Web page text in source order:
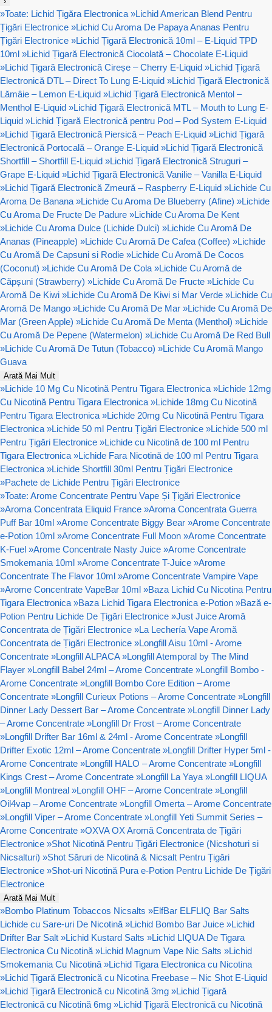
»Toate: Lichid Țigăra Electronica »Lichid American Blend Pentru
Țigări Electronice »Lichid Cu Aroma De Papaya Ananas Pentru
Țigări Electronice »Lichid Țigară Electronică 10ml – E-Liquid TPD
10ml »Lichid Țigară Electronică Ciocolată – Chocolate E-Liquid
»Lichid Țigară Electronică Cireșe – Cherry E-Liquid »Lichid Țigară
Electronică DTL – Direct To Lung E-Liquid »Lichid Țigară Electronică
Lămâie – Lemon E-Liquid »Lichid Țigară Electronică Mentol –
Menthol E-Liquid »Lichid Țigară Electronică MTL – Mouth to Lung E-
Liquid »Lichid Țigară Electronică pentru Pod – Pod System E-Liquid
»Lichid Țigară Electronică Piersică – Peach E-Liquid »Lichid Țigară
Electronică Portocală – Orange E-Liquid »Lichid Țigară Electronică
Shortfill – Shortfill E-Liquid »Lichid Țigară Electronică Struguri –
Grape E-Liquid »Lichid Țigară Electronică Vanilie – Vanilla E-Liquid
»Lichid Țigară Electronică Zmeură – Raspberry E-Liquid »Lichide Cu
Aroma De Banana »Lichide Cu Aroma De Blueberry (Afine) »Lichide
Cu Aroma De Fructe De Padure »Lichide Cu Aroma De Kent
»Lichide Cu Aroma Dulce (Lichide Dulci) »Lichide Cu Aromă De
Ananas (Pineapple) »Lichide Cu Aromă De Cafea (Coffee) »Lichide
Cu Aromă De Capsuni si Rodie »Lichide Cu Aromă De Cocos
(Coconut) »Lichide Cu Aromă De Cola »Lichide Cu Aromă de
Căpșuni (Strawberry) »Lichide Cu Aromă De Fructe »Lichide Cu
Aromă De Kiwi »Lichide Cu Aromă De Kiwi si Mar Verde »Lichide Cu
Aromă De Mango »Lichide Cu Aromă De Mar »Lichide Cu Aromă De
Mar (Green Apple) »Lichide Cu Aromă De Menta (Menthol) »Lichide
Cu Aromă De Pepene (Watermelon) »Lichide Cu Aromă De Red Bull
»Lichide Cu Aromă De Tutun (Tobacco) »Lichide Cu Aromă Mango
Guava
Arată Mai Mult
»Lichide 10 Mg Cu Nicotină Pentru Tigara Electronica »Lichide 12mg
Cu Nicotină Pentru Tigara Electronica »Lichide 18mg Cu Nicotină
Pentru Tigara Electronica »Lichide 20mg Cu Nicotină Pentru Tigara
Electronica »Lichide 50 ml Pentru Țigări Electronice »Lichide 500 ml
Pentru Țigări Electronice »Lichide cu Nicotină de 100 ml Pentru
Tigara Electronica »Lichide Fara Nicotină de 100 ml Pentru Tigara
Electronica »Lichide Shortfill 30ml Pentru Țigări Electronice
»Pachete de Lichide Pentru Țigări Electronice
»Toate: Arome Concentrate Pentru Vape Și Țigări Electronice
»Aroma Concentrata Eliquid France »Aroma Concentrata Guerra
Puff Bar 10ml »Arome Concentrate Biggy Bear »Arome Concentrate
e-Potion 10ml »Arome Concentrate Full Moon »Arome Concentrate
K-Fuel »Arome Concentrate Nasty Juice »Arome Concentrate
Smokemania 10ml »Arome Concentrate T-Juice »Arome
Concentrate The Flavor 10ml »Arome Concentrate Vampire Vape
»Arome Concentrate VapeBar 10ml »Baza Lichid Cu Nicotina Pentru
Tigara Electronica »Baza Lichid Tigara Electronica e-Potion »Bază e-
Potion Pentru Lichide De Țigări Electronice »Just Juice Aromă
Concentrata de Țigări Electronice »La Lechería Vape Aromă
Concentrata de Țigări Electronice »Longfill Aisu 10ml - Arome
Concentrate »Longfill ALPACA »Longfill Atemporal by The Mind
Flayer »Longfill Babel 24ml – Arome Concentrate »Longfill Bombo -
Arome Concentrate »Longfill Bombo Core Edition – Arome
Concentrate »Longfill Curieux Potions – Arome Concentrate »Longfill
Dinner Lady Dessert Bar – Arome Concentrate »Longfill Dinner Lady
– Arome Concentrate »Longfill Dr Frost – Arome Concentrate
»Longfill Drifter Bar 16ml & 24ml - Arome Concentrate »Longfill
Drifter Exotic 12ml – Arome Concentrate »Longfill Drifter Hyper 5ml -
Arome Concentrate »Longfill HALO – Arome Concentrate »Longfill
Kings Crest – Arome Concentrate »Longfill La Yaya »Longfill LIQUA
»Longfill Montreal »Longfill OHF – Arome Concentrate »Longfill
Oil4vap – Arome Concentrate »Longfill Omerta – Arome Concentrate
»Longfill Viper – Arome Concentrate »Longfill Yeti Summit Series –
Arome Concentrate »OXVA OX Aromă Concentrata de Țigări
Electronice »Shot Nicotină Pentru Țigări Electronice (Nicshoturi si
Nicsalturi) »Shot Săruri de Nicotină & Nicsalt Pentru Țigări
Electronice »Shot-uri Nicotină Pura e-Potion Pentru Lichide De Țigări
Electronice
Arată Mai Mult
»Bombo Platinum Tobaccos Nicsalts »ElfBar ELFLIQ Bar Salts
Lichide cu Sare-uri De Nicotină »Lichid Bombo Bar Juice »Lichid
Drifter Bar Salt »Lichid Kustard Salts »Lichid LIQUA De Tigara
Electronica Cu Nicotină »Lichid Magnum Vape Nic Salts »Lichid
Smokemania Cu Nicotină »Lichid Tigara Electronica cu Nicotina
»Lichid Țigară Electronică cu Nicotina Freebase – Nic Shot E-Liquid
»Lichid Țigară Electronică cu Nicotină 3mg »Lichid Țigară
Electronică cu Nicotină 6mg »Lichid Țigară Electronică cu Nicotină